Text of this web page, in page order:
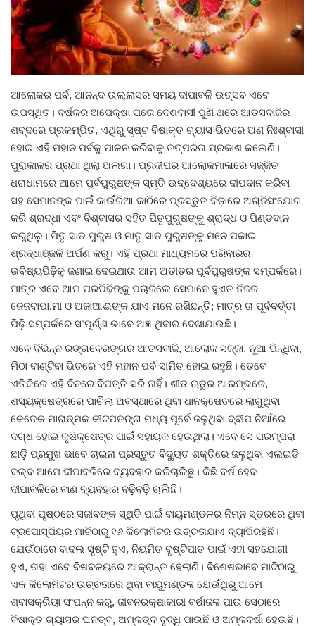
ରାଜନୀତି
ରାଜ୍ୟ ଖବର
ବିଶେଷ ଖବର
ସ୍ୱାସ୍ଥ୍ୟ ହିଁ ସମ୍ପଦ
ବେପାର ବଣିଜ
ଜାଣିବା କଥା
ହାଣ୍ଡିଶାଳ
ସଂସ୍କୃତି
ଖେଳ ଖବର
ରାଜ୍ୟ
ଗଳ୍ପ ଓ କବିତା
ଅଭୁଲା କଥା
Language
English Hindi
ଆଲୋକର ପର୍ବ, ଆନନ୍ଦ ଉଲ୍ଲାସର ସମୟ ଦୀପାବଳି ଉତ୍ସବ ଏବେ
ଉପସ୍ଥିତ। ବର୍ଷକର ଅପେକ୍ଷା ପରେ ଦେଶବାସୀ ପୁଣି ଥରେ ଆତସବାଜିର
ଶବ୍ଦରେ ପ୍ରକମ୍ପିତ, ଏଥିରୁ ସୃଷ୍ଟ ବିଷାକ୍ତ ଗ୍ୟାସ ଭିତରେ ଅଣ ନିଃଶ୍ବାସୀ
ହୋଇ ଏହି ମହାନ ପର୍ବକୁ ପାଳନ କରିବାକୁ ତତ୍ପରତା ପ୍ରକାଶ କଲେଣି।
ପୁରାକାଳର ପ୍ରଥା ଥିଲା ଅଲଗା। ପ୍ରଦୀପର ଆଲୋକମାଳାରେ ସଜ୍ଜିତ
ଧରାଧାମରେ ଆମେ ପୂର୍ବପୁରୁଷଙ୍କ ସ୍ମୃତି ଉଦ୍ଦେଶ୍ୟରେ ଦୀପଦାନ କରିବା
ସହ ସେମାନଙ୍କ ପାଇଁ କାଉଁରିଆ କାଠିରେ ପ୍ରସ୍ତୁତ ବିଡ଼ାରେ ଅଗ୍ନିସଂଯୋଗ
କରି ଶ୍ରଦ୍ଧା ଏବଂ ବିଶ୍ବାସର ସହିତ ପିତୃପୁରୁଷଙ୍କୁ ଶ୍ରାଦ୍ଧ ଓ ପିଣ୍ଡଦାନ
କରୁଥିଲୁ। ପିତୃ ସାତ ପୁରୁଷ ଓ ମାତୃ ସାତ ପୁରୁଷଙ୍କୁ ମନେ ପକାଇ
ଶ୍ରଦ୍ଧାଞ୍ଜଳି ଅର୍ପଣ କରୁ। ଏହି ପ୍ରଥା ମାଧ୍ୟମରେ ପରିବାରର
ଭବିଷ୍ୟପିଢ଼ିକୁ ଜଣାଇ ଦେଇଥାଉ ଆମ ଅତୀତର ପୂର୍ବପୁରୁଷଙ୍କ ସମ୍ପର୍କରେ।
ମାତ୍ର ଏବେ ଆମ ପରପିଢ଼ିଙ୍କୁ ପଚାରିଲେ ସେମାନେ ହୁଏତ ନିଜର
ଜେଜବାପା,ମା ଓ ଅଜାଆଈଙ୍କ ଯାଏ ମନେ ରଖିଛନ୍ତି; ମାତ୍ର ତା ପୂର୍ବବର୍ତ୍ତୀ
ପିଢ଼ି ସମ୍ପର୍କରେ ସଂପୂର୍ଣ୍ଣ ଭାବେ ଅଜ୍ଞ ଥିବାର ଦେଖାଯାଉଛି।
ଏବେ ବିଭିନ୍ନ ରଙ୍ଗବେରଙ୍ଗର ଆତସବାଜି, ଆଲୋକ ସଜ୍ଜା, ନୂଆ ପିନ୍ଧିବା,
ମିଠା ବାଣ୍ଟିବା ଭିତରେ ଏହି ମହାନ ପର୍ବ ସୀମିତ ହୋଇ ରହୁଛି। ତେବେ
ଏତିକିରେ ଏହି ଦିନରେ ବିପତ୍ତି ସରି ନାହିଁ। ଶୀତ ଋତୁର ଆରମ୍ଭରେ,
ଶସ୍ୟକ୍ଷେତ୍ରରେ ପାଚିଲା ଅବସ୍ଥାରେ ଥିବା ଧାନକ୍ଷେତରେ ଲାଗୁଥିବା
କେତେକ ମାରାତ୍ମକ କୀଟପତଙ୍ଗ ମଧ୍ୟ ପୂର୍ବେ ଜଳୁଥିବା ଦ୍ବୀପ ନିଆଁରେ
ଦଗ୍ଧ ହୋଇ କୃଷିକ୍ଷେତ୍ର ପାଇଁ ସହାୟକ ହେଉଥିଲା। ଏବେ ସେ ପରମ୍ପରା
ଛାଡ଼ି ପ୍ରମୁଖ ଭାବେ ଚାଇନା ପ୍ରସ୍ତୁତ ବିଦ୍ୟୁତ ଶକ୍ତିରେ ଜଳୁଥିବା ଏଲଇଡି
ବଲ୍‌ବ ଆମେ ଦୀପାବଳିରେ ବ୍ୟବହାର କରିଚାଲିଛୁ। କିଛି ବର୍ଷ ହେବ
ଦୀପାବଳିରେ ବାଣ ବ୍ୟବହାର ବଢ଼ିବଢ଼ି ଚାଲିଛି।
ପୃଥିବୀ ପୃଷ୍ଠରେ ସଜୀବଙ୍କ ସ୍ଥିତି ପାଇଁ ବାୟୁମଣ୍ଡଳର ନିମ୍ନ ସ୍ତରରେ ଥିବା
ଟ୍ରପୋସ୍ପିୟର ମାଟିଠାରୁ ୧୬ କିଲୋମିଟର ଉଚ୍ଚତାଯାଏ ବ୍ୟାପିରହିଛି।
ଯେଉଁଠାରେ ବାଦଲ ସୃଷ୍ଟି ହୁଏ, ନିୟମିତ ବୃଷ୍ଟିପାତ ପାଇଁ ଏହା ସହଯୋଗୀ
ହୁଏ, ତାହା ଏବେ ବିଷବଳୟରେ ଆକ୍ରାନ୍ତ ହେଲାଣି। ବିଶେଷଭାବେ ମାଟିଠାରୁ
ଏକ କିଲୋମିଟର ଉଚ୍ଚତାରେ ଥିବା ବାୟୁମଣ୍ଡଳ ଯେଉଁଥିରୁ ଆମେ
ଶ୍ବାସକ୍ରିୟା ସଂପନ୍ନ କରୁ, ଜୀବନରକ୍ଷାକାରୀ ବର୍ଷାଜଳ ପାଉ ସେଠାରେ
ବିଷାକ୍ତ ଗ୍ୟାସର ଘନତ୍ବ, ଅମ୍ଳତ୍ବ ବୃଦ୍ଧି ପାଉଛି ଓ ଅମ୍ଳବର୍ଷା ହେଉଛି।